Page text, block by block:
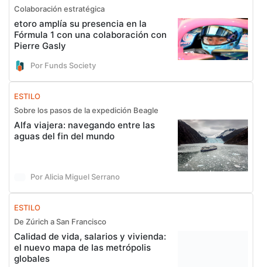
Colaboración estratégica
etoro amplía su presencia en la
Fórmula 1 con una colaboración con
Pierre Gasly
Por Funds Society
ESTILO
Sobre los pasos de la expedición Beagle
Alfa viajera: navegando entre las
aguas del fin del mundo
Por Alicia Miguel Serrano
ESTILO
De Zúrich a San Francisco
Calidad de vida, salarios y vivienda:
el nuevo mapa de las metrópolis
globales